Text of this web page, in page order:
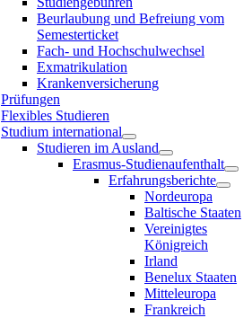
Beurlaubung und Befreiung vom
Semesterticket
Fach- und Hochschulwechsel
Exmatrikulation
Krankenversicherung
Prüfungen
Flexibles Studieren
Studium international
Studieren im Ausland
Erasmus-Studienaufenthalt
Erfahrungsberichte
Nordeuropa
Baltische Staaten
Vereinigtes
Königreich
Irland
Benelux Staaten
Mitteleuropa
Frankreich